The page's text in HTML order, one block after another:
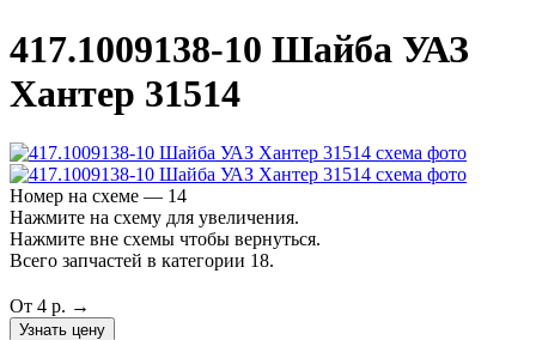
417.1009138-10 Шайба УАЗ
Хантер 31514
Номер на схеме — 14
Нажмите на схему для увеличения.
Нажмите вне схемы чтобы вернуться.
Всего запчастей в категории 18.
От 4 р. →
Узнать цену